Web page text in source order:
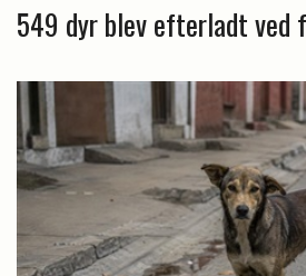
549 dyr blev efterladt ved